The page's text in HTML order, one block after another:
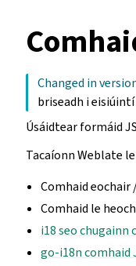
Changed in
briseadh i
Úsáidtear formáid
Tacaíonn Weblate
Comhaid eochair
Comhaid le
i18 seo chugainn
go-i18n comhaid